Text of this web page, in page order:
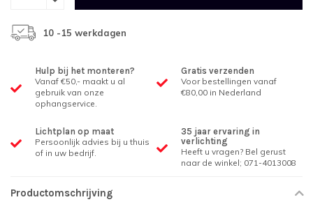
10 -15 werkdagen
Hulp bij het monteren?
Vanaf €50,- maakt u al
gebruik van onze
ophangservice.
Gratis verzenden
Voor bestellingen vanaf
€80,00 in Nederland
Lichtplan op maat
Persoonlijk advies bij u thuis
of in uw bedrijf.
35 jaar ervaring in
verlichting
Heeft u vragen? Bel gerust
naar de winkel; 071-4013008
Productomschrijving